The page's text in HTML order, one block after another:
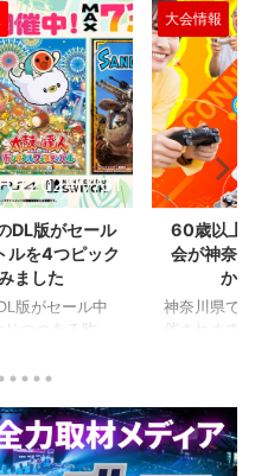
2024/7/31
DL版がセール
ルを4つピック
ました
版がセール中
りつつある昨
多いはず。とい
イトルを独自に
した。（類似し
くいゲーム、長
大会情報
60歳以上
会が神奈
か
神奈川県で
催されます
仕様。ご当
も見られる
しめるイベ